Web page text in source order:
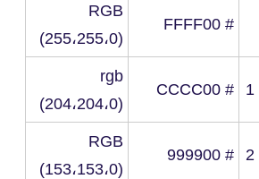
# FFFF00
RGB
(255،255،0)
# CCCC00
rgb
(204،204،0)
# 999900
RGB
(153،153،0)